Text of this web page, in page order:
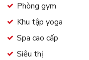
Phòng gym
Khu tập yoga
Spa cao cấp
Siêu thị